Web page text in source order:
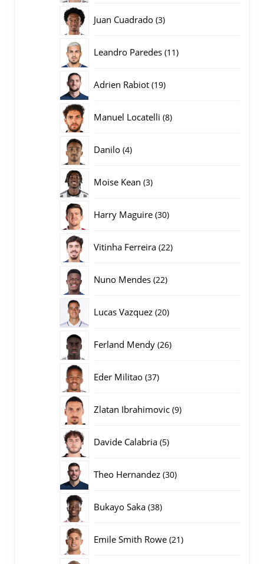
Juan Cuadrado 33
Leandro Paredes 1111
Adrien Rabiot 1919
Manuel Locatelli 88
Danilo 44
Moise Kean 33
Harry Maguire 3030
Vitinha Ferreira 2222
Nuno Mendes 2222
Lucas Vazquez 2020
Ferland Mendy 2626
Eder Militao 3737
Zlatan Ibrahimovic 99
Davide Calabria 55
Theo Hernandez 3030
Bukayo Saka 3838
Emile Smith Rowe 2121